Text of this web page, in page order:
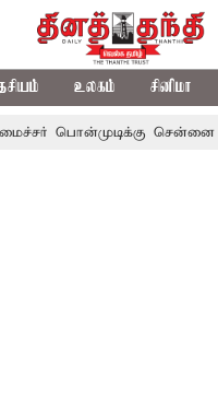
உலகம் சினிமா
சென்னை நீதிமன்றம்